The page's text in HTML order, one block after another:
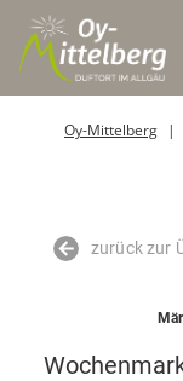
Oy-Mittelberg
zurück zur